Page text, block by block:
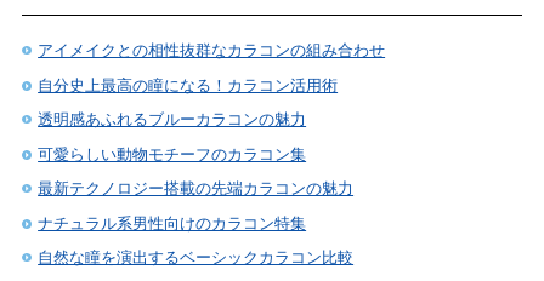
アイメイクとの相性抜群なカラコンの組み合わせ
自分史上最高の瞳になる！カラコン活用術
透明感あふれるブルーカラコンの魅力
可愛らしい動物モチーフのカラコン集
最新テクノロジー搭載の先端カラコンの魅力
ナチュラル系男性向けのカラコン特集
自然な瞳を演出するベーシックカラコン比較